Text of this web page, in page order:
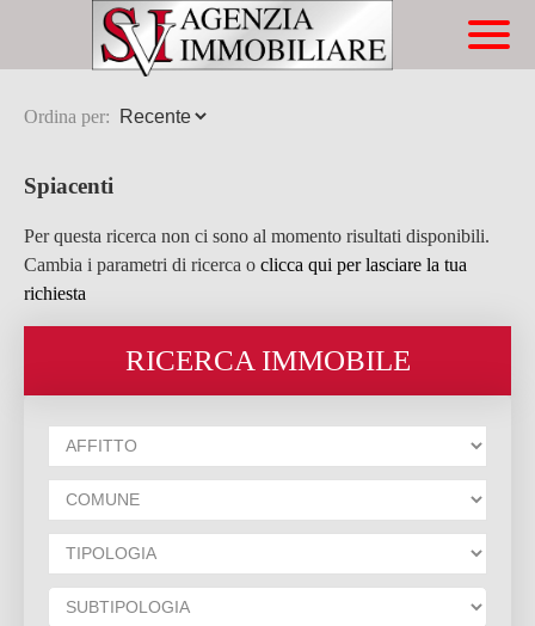
Immobili In Vendita
Immobili In Affitto
Chi Siamo
Servizi
Compravendite
Affitti
Lascia Una Richiesta
Proponi Un Immobile
Contatti
Ordina per:
Spiacenti
Per questa ricerca non ci sono al momento risultati disponibili.
Cambia i parametri di ricerca o clicca qui per lasciare la tua
richiesta
RICERCA IMMOBILE